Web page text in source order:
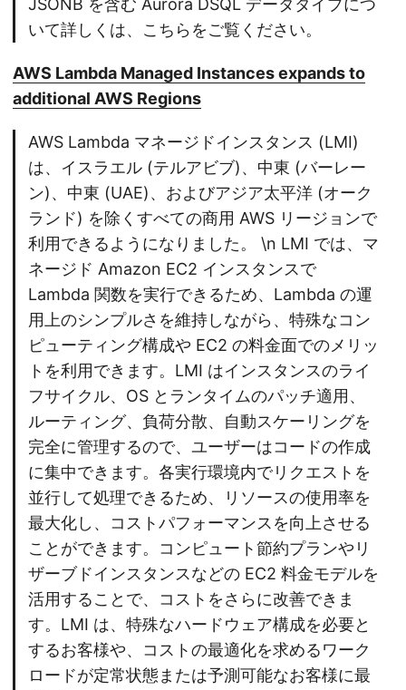
JSONB を含む Aurora DSQL データタイプにつ
いて詳しくは、こちらをご覧ください。
AWS Lambda Managed Instances expands to
additional AWS Regions
AWS Lambda マネージドインスタンス (LMI)
は、イスラエル (テルアビブ)、中東 (バーレー
ン)、中東 (UAE)、およびアジア太平洋 (オーク
ランド) を除くすべての商用 AWS リージョンで
利用できるようになりました。 \n LMI では、マ
ネージド Amazon EC2 インスタンスで
Lambda 関数を実行できるため、Lambda の運
用上のシンプルさを維持しながら、特殊なコン
ピューティング構成や EC2 の料金面でのメリッ
トを利用できます。LMI はインスタンスのライ
フサイクル、OS とランタイムのパッチ適用、
ルーティング、負荷分散、自動スケーリングを
完全に管理するので、ユーザーはコードの作成
に集中できます。各実行環境内でリクエストを
並行して処理できるため、リソースの使用率を
最大化し、コストパフォーマンスを向上させる
ことができます。コンピュート節約プランやリ
ザーブドインスタンスなどの EC2 料金モデルを
活用することで、コストをさらに改善できま
す。LMI は、特殊なハードウェア構成を必要と
するお客様や、コストの最適化を求めるワーク
ロードが定常状態または予測可能なお客様に最